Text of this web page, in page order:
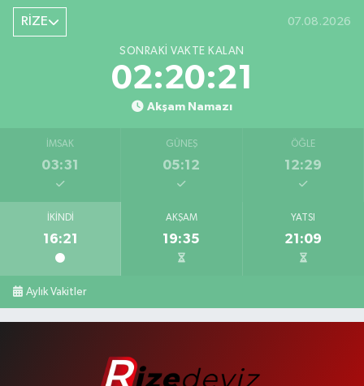
RİZE 07.08.2026
SONRAKI VAKTE KALAN
02:20:20
Akşam Namazı
İMSAK
03:31
GÜNEŞ
05:12
ÖĞLE
12:29
İKINDI
16:21
AKŞAM
19:35
YATSI
21:09
Aylık Vakitler